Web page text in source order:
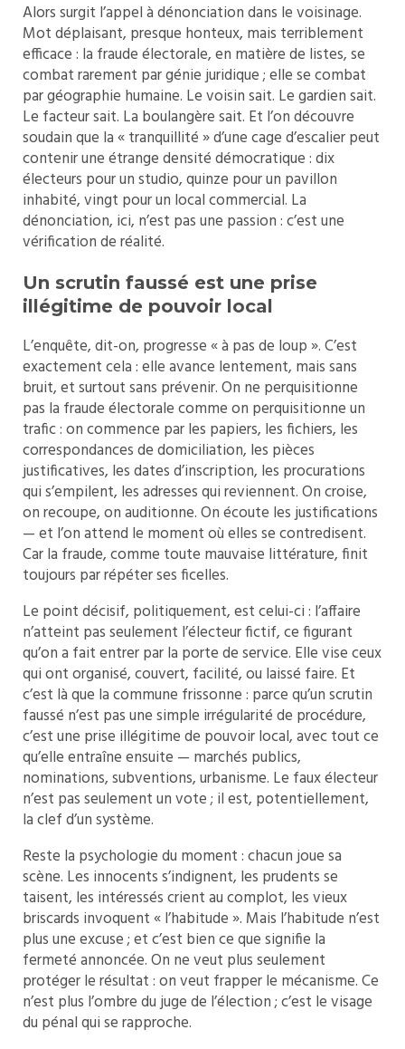
Alors surgit l’appel à dénonciation dans le voisinage.
Mot déplaisant, presque honteux, mais terriblement
efficace : la fraude électorale, en matière de listes, se
combat rarement par génie juridique ; elle se combat
par géographie humaine. Le voisin sait. Le gardien sait.
Le facteur sait. La boulangère sait. Et l’on découvre
soudain que la « tranquillité » d’une cage d’escalier peut
contenir une étrange densité démocratique : dix
électeurs pour un studio, quinze pour un pavillon
inhabité, vingt pour un local commercial. La
dénonciation, ici, n’est pas une passion : c’est une
vérification de réalité.
Un scrutin faussé est une prise
illégitime de pouvoir local
L’enquête, dit-on, progresse « à pas de loup ». C’est
exactement cela : elle avance lentement, mais sans
bruit, et surtout sans prévenir. On ne perquisitionne
pas la fraude électorale comme on perquisitionne un
trafic : on commence par les papiers, les fichiers, les
correspondances de domiciliation, les pièces
justificatives, les dates d’inscription, les procurations
qui s’empilent, les adresses qui reviennent. On croise,
on recoupe, on auditionne. On écoute les justifications
— et l’on attend le moment où elles se contredisent.
Car la fraude, comme toute mauvaise littérature, finit
toujours par répéter ses ficelles.
Le point décisif, politiquement, est celui-ci : l’affaire
n’atteint pas seulement l’électeur fictif, ce figurant
qu’on a fait entrer par la porte de service. Elle vise ceux
qui ont organisé, couvert, facilité, ou laissé faire. Et
c’est là que la commune frissonne : parce qu’un scrutin
faussé n’est pas une simple irrégularité de procédure,
c’est une prise illégitime de pouvoir local, avec tout ce
qu’elle entraîne ensuite — marchés publics,
nominations, subventions, urbanisme. Le faux électeur
n’est pas seulement un vote ; il est, potentiellement,
la clef d’un système.
Reste la psychologie du moment : chacun joue sa
scène. Les innocents s’indignent, les prudents se
taisent, les intéressés crient au complot, les vieux
briscards invoquent « l’habitude ». Mais l’habitude n’est
plus une excuse ; et c’est bien ce que signifie la
fermeté annoncée. On ne veut plus seulement
protéger le résultat : on veut frapper le mécanisme. Ce
n’est plus l’ombre du juge de l’élection ; c’est le visage
du pénal qui se rapproche.